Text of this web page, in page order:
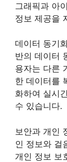
그래픽과 아
정보 제공을
데이터 동기
반의 데이터
용자는 다른
한 데이터를
화하여 실시
수 있습니다.
보안과 개인
인 정보와 걸
개인 정보 보